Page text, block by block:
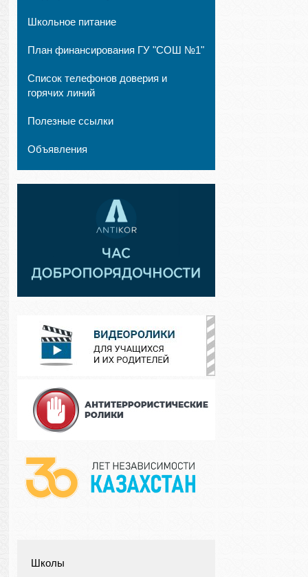
Школьное питание
План финансирования ГУ "СОШ №1"
Список телефонов доверия и
горячих линий
Полезные ссылки
Объявления
Школы